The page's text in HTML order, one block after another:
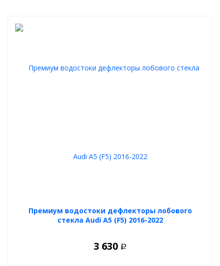
Премиум водостоки дефлекторы лобового
стекла Audi A5 (F5) 2016-2022
3 630 Р